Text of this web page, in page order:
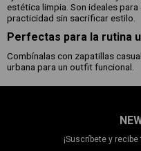
estética limpia. Son ideales
practicidad sin sacrificar estilo.
Perfectas para la rutina
Combínalas con zapatillas
urbana para un outfit funcional.
¡Suscríbete y